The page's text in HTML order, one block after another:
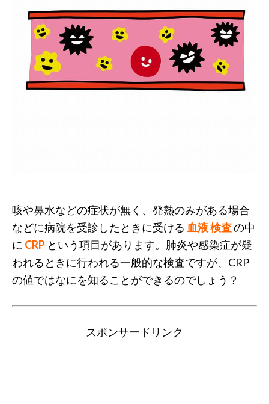
咳や鼻水などの症状が無く、発熱のみがある場合
などに病院を受診したときに受ける 血液 検査の中
に CRP という項目があります。肺炎や感染症が疑
われるときに行われる一般的な検査ですが、CRP
の値ではなにを知ることができるのでしょう？
スポンサードリンク